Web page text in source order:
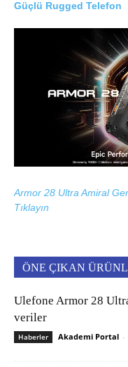
Güçlü Rugged Telefon
Armor 28 Ultra Amiral
Tıklayın
ÖNE ÇIKAN
Ulefone Armor 28
veriler
Haberler Akademi Portal -